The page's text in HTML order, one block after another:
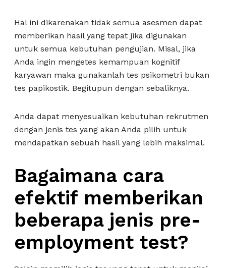
Hal ini dikarenakan tidak semua asesmen dapat
memberikan hasil yang tepat jika digunakan
untuk semua kebutuhan pengujian. Misal, jika
Anda ingin mengetes kemampuan kognitif
karyawan maka gunakanlah tes psikometri bukan
tes papikostik. Begitupun dengan sebaliknya.
Anda dapat menyesuaikan kebutuhan rekrutmen
dengan jenis tes yang akan Anda pilih untuk
mendapatkan sebuah hasil yang lebih maksimal.
Bagaimana cara
efektif memberikan
beberapa jenis pre-
employment test?